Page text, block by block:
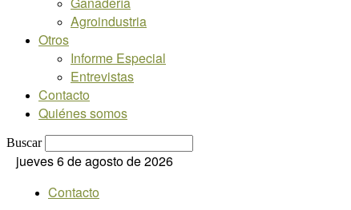
Agroindustria
Otros
Informe Especial
Entrevistas
Contacto
Quiénes somos
Buscar
jueves 6 de agosto de 2026
Contacto